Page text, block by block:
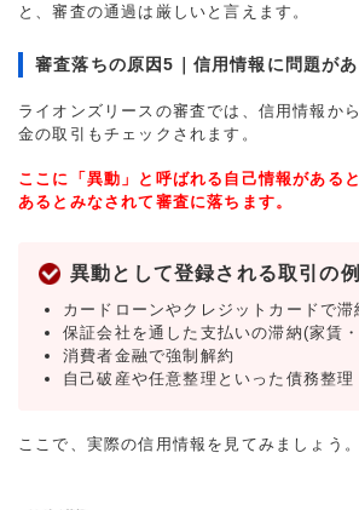
と、審査の通過は厳しいと言えます。
審査落ちの原因5｜信用情報に問題が
ライオンズリースの審査では、信用情報か
金の取引もチェックされます。
ここに「異動」と呼ばれる自己情報がある
あるとみなされて審査に落ちます。
異動として登録される取引の例
カードローンやクレジットカードで滞
保証会社を通した支払いの滞納(家賃
消費者金融で強制解約
自己破産や任意整理といった債務整理
ここで、実際の信用情報を見てみましょう。